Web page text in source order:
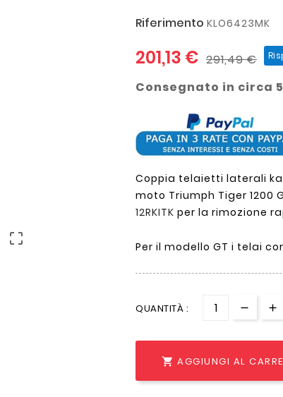

Riferimento KLO6423MK
201,13 € 291,49 €
Consegnato in circa
Coppia telaietti laterali
moto Triumph Tiger 1200
12RKITK per la rimozione
Per il modello GT i telai
QUANTITÀ :
 AGGIUNGI AL